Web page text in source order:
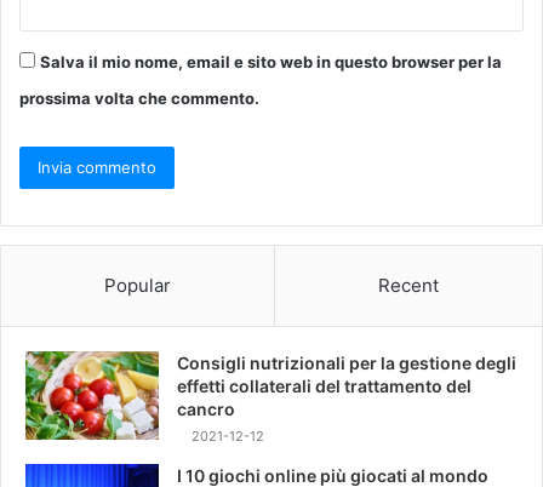
Salva il mio nome, email e sito web in questo browser per la
prossima volta che commento.
Popular Recent
Consigli nutrizionali per la gestione degli
effetti collaterali del trattamento del
cancro
2021-12-12
I 10 giochi online più giocati al mondo